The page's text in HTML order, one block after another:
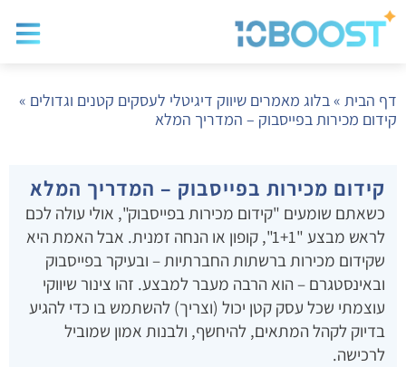
דף הבית »בלוג מאמרים שיווק דיגיטלי לעסקים קטנים וגדולים »
קידום מכירות בפייסבוק – המדריך המלא
קידום מכירות בפייסבוק – המדריך המלא
כשאתם שומעים "קידום מכירות בפייסבוק", אולי עולה לכם
לראש מבצע "1+1", קופון או הנחה זמנית. אבל האמת היא
שקידום מכירות ברשתות החברתיות – ובעיקר בפייסבוק
ובאינסטגרם – הוא הרבה מעבר למבצע. זהו צינור שיווקי
עוצמתי שכל עסק קטן יכול (וצריך) להשתמש בו כדי להגיע
בדיוק לקהל המתאים, להיחשף, ולבנות אמון שמוביל
לרכישה.